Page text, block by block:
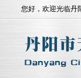
您好，欢迎光临